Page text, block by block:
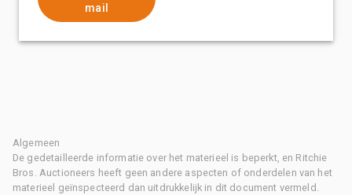
mail
Algemeen
De gedetailleerde informatie over het materieel is beperkt, en Ritchie
Bros. Auctioneers heeft geen andere aspecten of onderdelen van het
materieel geïnspecteerd dan uitdrukkelijk in dit document vermeld.